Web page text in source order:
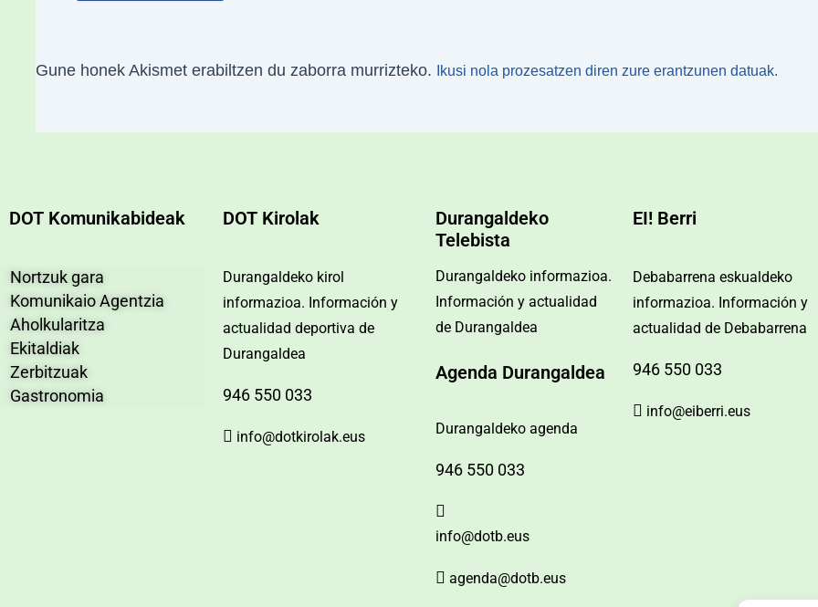
Gune honek Akismet erabiltzen du zaborra murrizteko. Ikusi nola prozesatzen diren zure erantzunen datuak.
DOT Komunikabideak
Nortzuk gara
Komunikaio Agentzia
Aholkularitza
Ekitaldiak
Zerbitzuak
Gastronomia
DOT Kirolak
Durangaldeko kirol
informazioa. Información y
actualidad deportiva de
Durangaldea
946 550 033
info@dotkirolak.eus
Durangaldeko
Telebista
Durangaldeko informazioa.
Información y actualidad
de Durangaldea
Agenda Durangaldea
Durangaldeko agenda
946 550 033
info@dotb.eus
agenda@dotb.eus
EI! Berri
Debabarrena eskualdeko
informazioa. Información y
actualidad de Debabarrena
946 550 033
info@eiberri.eus